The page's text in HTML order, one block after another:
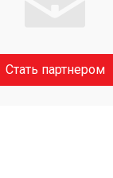
Стать партнером